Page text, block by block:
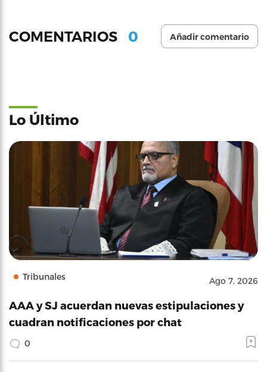
COMENTARIOS 0 Añadir comentario
Lo Último
Tribunales Ago 7, 2026
AAA y SJ acuerdan nuevas estipulaciones y
cuadran notificaciones por chat
0